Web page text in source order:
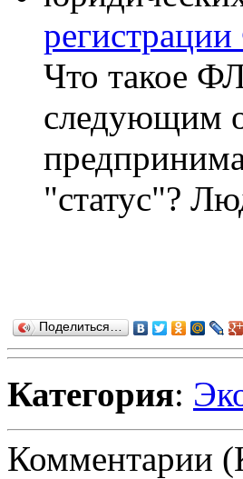
Что такое
следующим
"статус"?
Поделиться…
Категория:
Комментарии